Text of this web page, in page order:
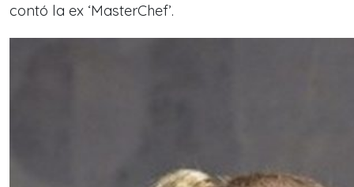
contó la ex ‘MasterChef’.